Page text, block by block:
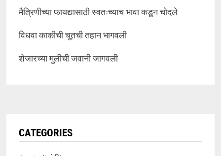
मैत्रिणीच्या फायद्यासाठी स्वतःच्याच भावा कडून चोदले
विधवा काकीची चूतची तहान भागवली
शेजारच्या मुलीची जवानी जागवली
CATEGORIES